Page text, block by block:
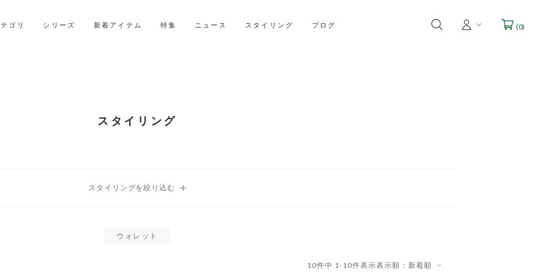
ゴリ
シリーズ 新着アイテム 特集 ニュース スタイリング ブログ (0)
スタイリング
ウォレット
表示順：新着順
10件中 1-10件表示